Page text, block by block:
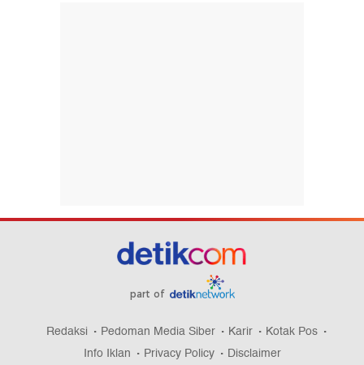
part of
Redaksi Pedoman Media Siber Karir
Kotak Pos
Info Iklan
Privacy Policy Disclaimer